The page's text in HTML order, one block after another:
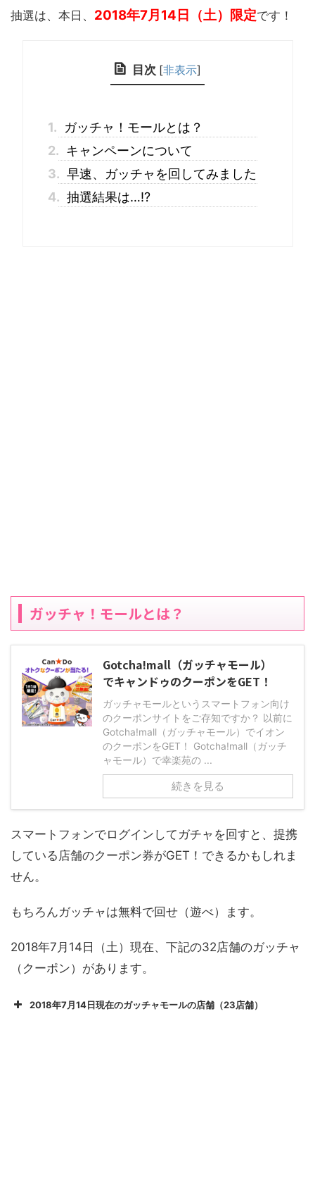
抽選は、本日、 2018年7月14日（土）限定です！
目次 [非表示]
1.
ガッチャ！モールとは？
2. キャンペーンについて
3. 早速、ガッチャを回してみました
4. 抽選結果は…!?
ガッチャ！モールとは？
Gotcha!mall（ガッチャモール）
でキャンドゥのクーポンをGET！
ガッチャモールというスマートフォン向け
のクーポンサイトをご存知ですか？ 以前に
Gotcha!mall（ガッチャモール）でイオン
のクーポンをGET！ Gotcha!mall（ガッチ
ャモール）で幸楽苑の ...
続きを見る
スマートフォンでログインしてガチャを回すと、提携
している店舗のクーポン券がGET！できるかもしれま
せん。
もちろんガッチャは無料で回せ（遊べ）ます。
2018年7月14日（土）現在、下記の32店舗のガッチャ
（クーポン）があります。
2018年7月14日現在のガッチャモールの店舗（23店舗）